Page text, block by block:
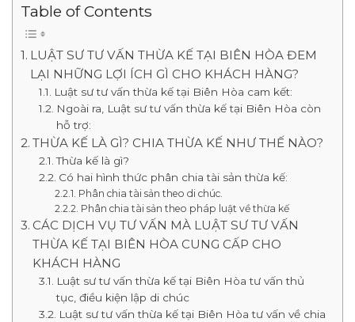
Table of Contents
LUẬT SƯ TƯ VẤN THỪA KẾ TẠI BIÊN HÒA ĐEM
LẠI NHỮNG LỢI ÍCH GÌ CHO KHÁCH HÀNG?
Luật sư tư vấn thừa kế tại Biên Hòa cam kết:
Ngoài ra, Luật sư tư vấn thừa kế tại Biên Hòa còn
hỗ trợ:
THỪA KẾ LÀ GÌ? CHIA THỪA KẾ NHƯ THẾ NÀO?
Thừa kế là gì?
Có hai hình thức phân chia tài sản thừa kế:
Phân chia tài sản theo di chúc.
Phân chia tài sản theo pháp luật về thừa kế
CÁC DỊCH VỤ TƯ VẤN MÀ LUẬT SƯ TƯ VẤN
THỪA KẾ TẠI BIÊN HÒA CUNG CẤP CHO
KHÁCH HÀNG
Luật sư tư vấn thừa kế tại Biên Hòa tư vấn thủ
tục, điều kiện lập di chúc
Luật sư tư vấn thừa kế tại Biên Hòa tư vấn về chia